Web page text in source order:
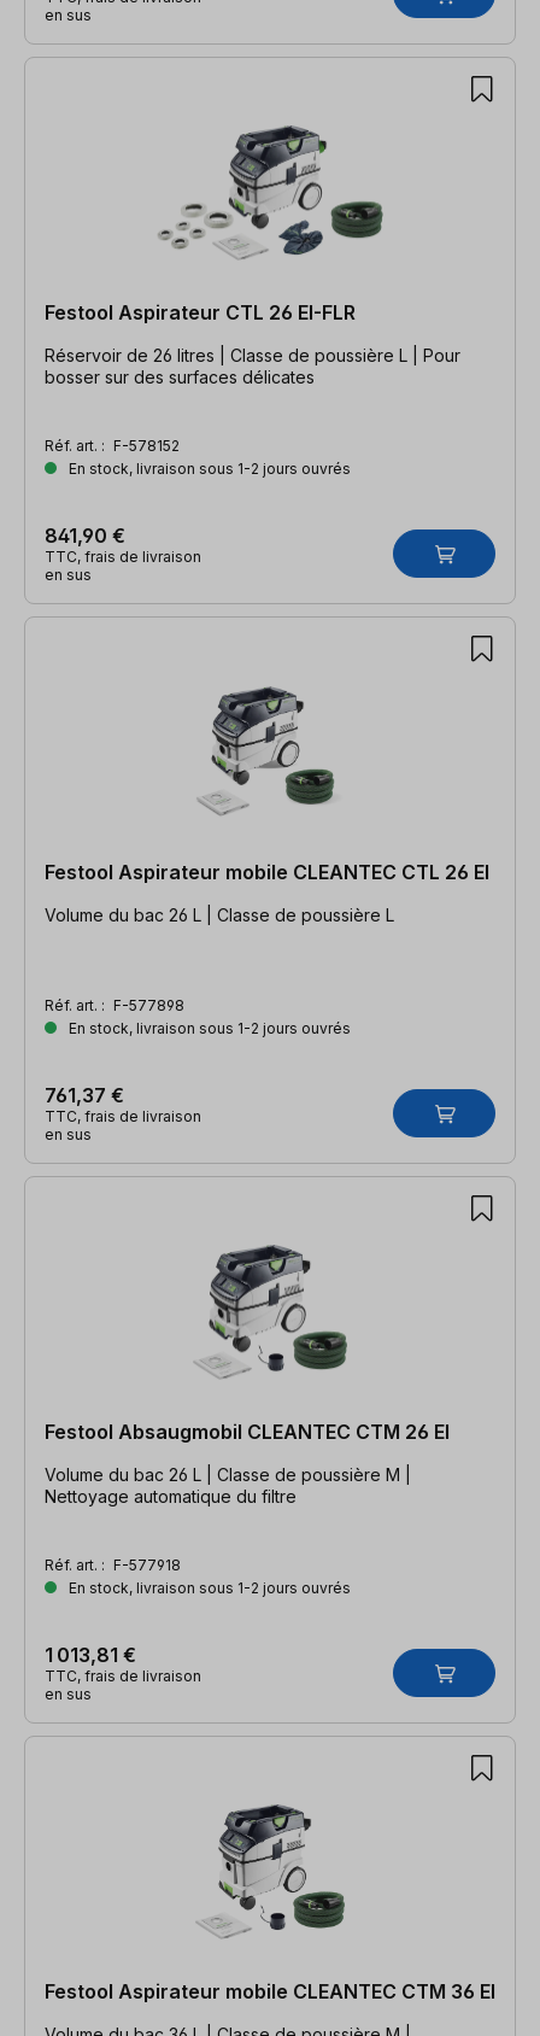
en sus
Festool Aspirateur CTL 26 EI-FLR
Réservoir de 26 litres | Classe de poussière L | Pour
bosser sur des surfaces délicates
Réf. art. : F-578152
En stock, livraison sous 1-2 jours ouvrés
841,90 €
TTC, frais de livraison
en sus
Festool Aspirateur mobile CLEANTEC CTL 26 EI
Volume du bac 26 L | Classe de poussière L
Réf. art. : F-577898
En stock, livraison sous 1-2 jours ouvrés
761,37 €
TTC, frais de livraison
en sus
Festool Absaugmobil CLEANTEC CTM 26 EI
Volume du bac 26 L | Classe de poussière M |
Nettoyage automatique du filtre
Réf. art. : F-577918
En stock, livraison sous 1-2 jours ouvrés
1 013,81 €
TTC, frais de livraison
en sus
Festool Aspirateur mobile CLEANTEC CTM 36 EI